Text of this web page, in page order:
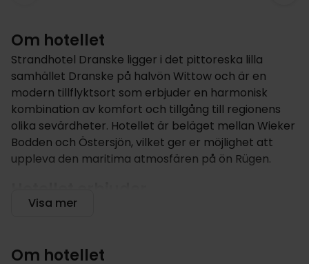
Om hotellet
Strandhotel Dranske ligger i det pittoreska lilla
samhället Dranske på halvön Wittow och är en
modern tillflyktsort som erbjuder en harmonisk
kombination av komfort och tillgång till regionens
olika sevärdheter. Hotellet är beläget mellan Wieker
Bodden och Östersjön, vilket ger er möjlighet att
uppleva den maritima atmosfären på ön Rügen.
Hotellet fungerar som en bekväm bas och är idealt
del av nationalparken Lagunlandskapet. Oavsett om
Visa mer
Om hotellet